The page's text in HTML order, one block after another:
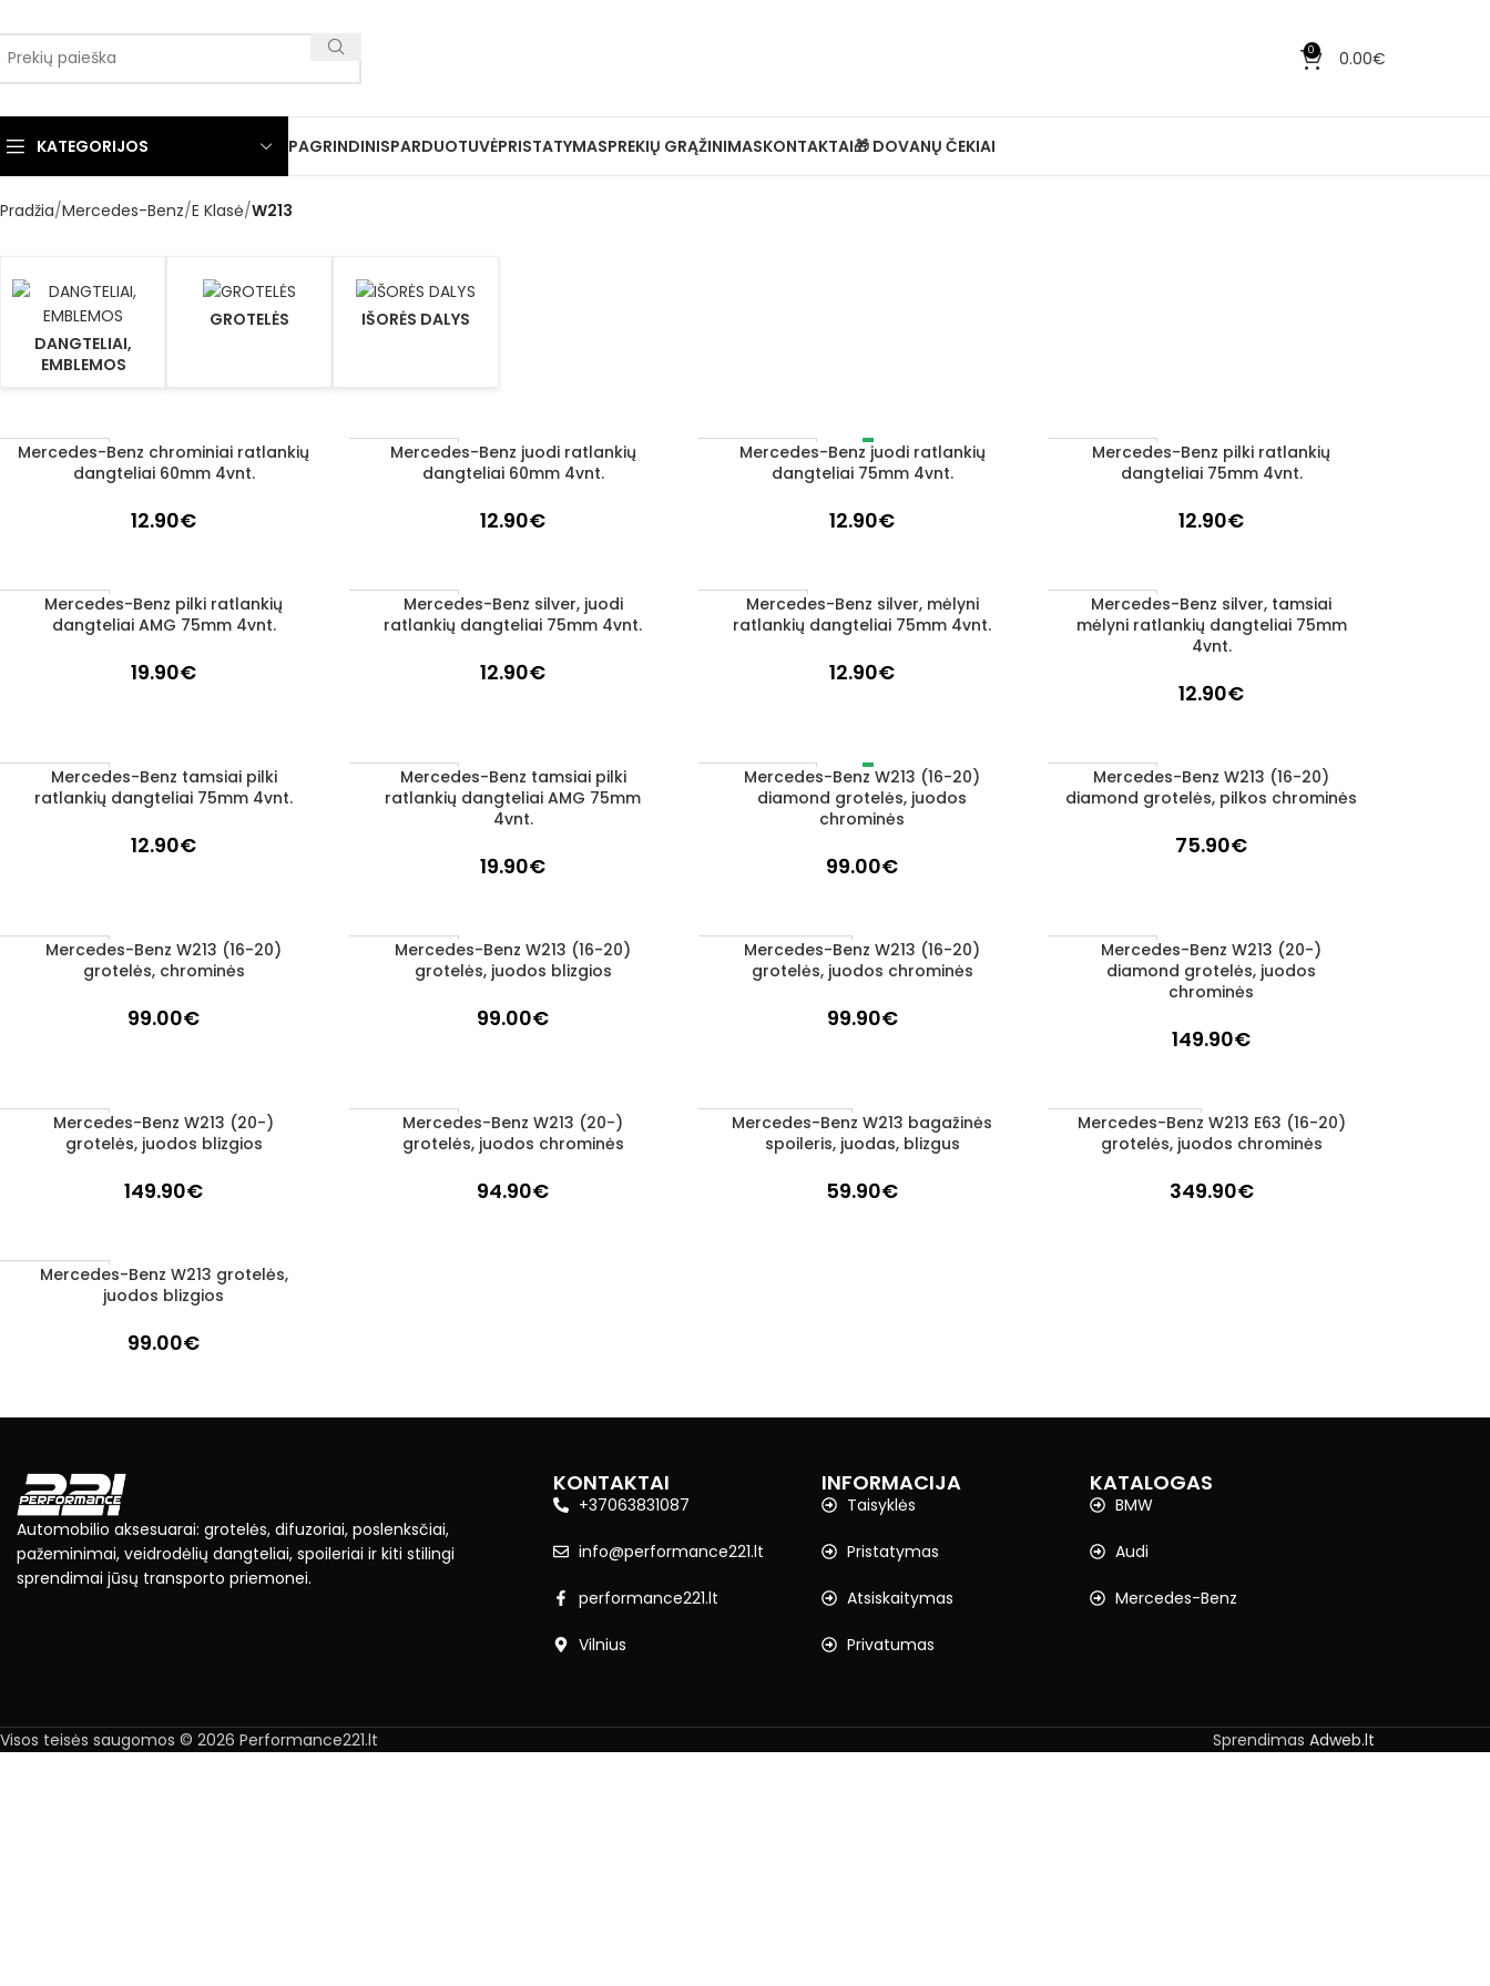
0 0.00€
KATEGORIJOS PAGRINDINISPARDUOTUVĖPRISTATYMASPREKIŲ GRĄŽINIMASKONTAKTAI🎁 DOVANŲ ČEKIAI
Pradžia Mercedes-Benz E Klasė W213
DANGTELIAI,
EMBLEMOS
GROTELĖS IŠORĖS DALYS
1–3 D. D.
Į KREPŠELĮ
Mercedes-Benz chrominiai ratlankių
dangteliai 60mm 4vnt.
12.90€
1–3 D. D.
Į KREPŠELĮMercedes-Benz juodi ratlankių
dangteliai 60mm 4vnt.
12.90€
IŠPARDUOTA
DAUGIAUMercedes-Benz juodi ratlankių
dangteliai 75mm 4vnt.
12.90€
1–3 D. D.
Į KREPŠELĮMercedes-Benz pilki ratlankių
dangteliai 75mm 4vnt.
12.90€
1–3 D. D.
Į KREPŠELĮMercedes-Benz pilki ratlankių
dangteliai AMG 75mm 4vnt.
19.90€
1–3 D. D.
Į KREPŠELĮMercedes-Benz silver, juodi
ratlankių dangteliai 75mm 4vnt.
12.90€
1–3 D. D.
Į KREPŠELĮMercedes-Benz silver, mėlyni
ratlankių dangteliai 75mm 4vnt.
12.90€
1–3 D. D.
Į KREPŠELĮMercedes-Benz silver, tamsiai
mėlyni ratlankių dangteliai 75mm
4vnt.
12.90€
1–3 D. D.
Į KREPŠELĮMercedes-Benz tamsiai pilki
ratlankių dangteliai 75mm 4vnt.
12.90€
1–3 D. D.
Į KREPŠELĮMercedes-Benz tamsiai pilki
ratlankių dangteliai AMG 75mm
4vnt.
19.90€
IŠPARDUOTA
DAUGIAUMercedes-Benz W213 (16-20)
diamond grotelės, juodos
chrominės
99.00€
1–3 D. D.
Į KREPŠELĮMercedes-Benz W213 (16-20)
diamond grotelės, pilkos chrominės
75.90€
1–3 D. D.
Į KREPŠELĮMercedes-Benz W213 (16-20)
grotelės, chrominės
99.00€
1–3 D. D.
Į KREPŠELĮMercedes-Benz W213 (16-20)
grotelės, juodos blizgios
99.00€
UŽSAKOMA PREKĖ
3–5 D. D.
Į KREPŠELĮMercedes-Benz W213 (16-20)
grotelės, juodos chrominės
99.90€
1–3 D. D.
Į KREPŠELĮMercedes-Benz W213 (20-)
diamond grotelės, juodos
chrominės
149.90€
1–3 D. D.
Į KREPŠELĮMercedes-Benz W213 (20-)
grotelės, juodos blizgios
149.90€
1–3 D. D.
Į KREPŠELĮMercedes-Benz W213 (20-)
grotelės, juodos chrominės
94.90€
UŽSAKOMA PREKĖ
3–5 D. D.
Į KREPŠELĮ
Mercedes-Benz W213 bagažinės
spoileris, juodas, blizgus
59.90€
UŽSAKOMA PREKĖ
3–5 D. D.
Į KREPŠELĮ
Mercedes-Benz W213 E63 (16-20)
grotelės, juodos chrominės
349.90€
1–3 D. D.
Į KREPŠELĮMercedes-Benz W213 grotelės,
juodos blizgios
99.00€
Automobilio aksesuarai: grotelės, difuzoriai, poslenksčiai,
pažeminimai, veidrodėlių dangteliai, spoileriai ir kiti stilingi
sprendimai jūsų transporto priemonei.
KONTAKTAI
+37063831087
info@performance221.lt
performance221.lt
Vilnius
INFORMACIJA
Taisyklės
Pristatymas
Atsiskaitymas
Privatumas
KATALOGAS
BMW
Audi
Mercedes-Benz
Visos teisės saugomos © 2026 Performance221.lt Sprendimas Adweb.lt